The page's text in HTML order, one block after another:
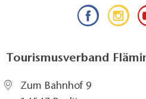
Tourismusverband
Zum Bahnhof 9